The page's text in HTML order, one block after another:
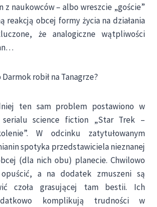
z naukowców – albo wreszcie „goście”
reakcją obcej formy życia na działania
że analogiczne wątpliwości
Darmok robił na Tanagrze?
ten sam problem postawiono w
serialu science fiction „Star Trek –
W odcinku zatytułowanym
spotyka przedstawiciela nieznanej
(dla nich obu) planecie. Chwilowo
a na dodatek zmuszeni są
czoła grasującej tam bestii. Ich
komplikują trudności w